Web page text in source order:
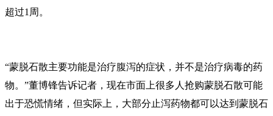
超过1周。
“蒙脱石散主要功能是治疗腹泻的症状，并不是治疗病毒的药
物。”董博锋告诉记者，现在市面上很多人抢购蒙脱石散可能
出于恐慌情绪，但实际上，大部分止泻药物都可以达到蒙脱石